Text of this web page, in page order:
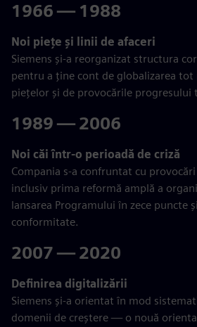
1966 — 1988
Noi piețe și linii de afaceri
Siemens și-a reorganizat structura
pentru a ține cont de globalizarea tot
piețelor și de provocările progresului
1989 — 2006
Noi căi într-o perioadă de criză
Compania s-a confruntat cu
inclusiv prima reformă amplă a
lansarea Programului în zece puncte
conformitate.
2007 — 2020
Definirea digitalizării
Siemens și-a orientat în mod
domenii de creștere — o nouă